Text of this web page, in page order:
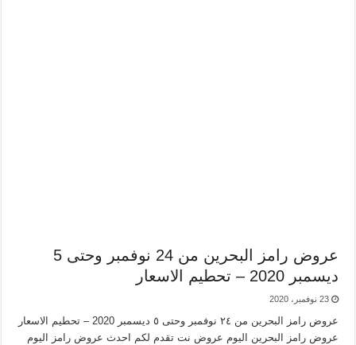
عروض رامز البحرين من 24 نوفمبر وحتى 5
ديسمبر 2020 – تحطيم الاسعار
23 نوفمبر، 2020
عروض رامز البحرين من ٢٤ نوفمبر وحتى ٥ ديسمبر 2020 – تحطيم الاسعار
عروض رامز البحرين اليوم عروض نت تقدم لكم احدث عروض رامز اليوم